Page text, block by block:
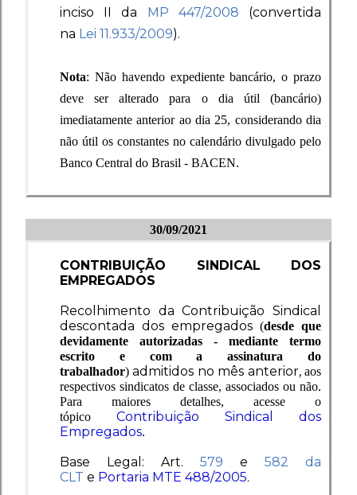
inciso II da
MP 447/2008 (convertida
na Lei 11.933/2009).
Nota: Não havendo expediente bancário, o prazo
deve ser alterado para o dia útil (bancário)
imediatamente anterior ao dia 25, considerando dia
não útil os constantes no calendário divulgado pelo
Banco Central do Brasil - BACEN.
30/09/2021
CONTRIBUIÇÃO SINDICAL DOS
EMPREGADOS
Recolhimento da Contribuição Sindical
descontada dos empregados (desde que
devidamente autorizadas - mediante termo
escrito e com a assinatura do
trabalhador)admitidos no mês anterior,aos
respectivos sindicatos de classe, associados ou não.
Para maiores detalhes, acesse o
tópico
Contribuição Sindical dos
Empregados.
Base Legal: Art. 579 e 582 da
CLT e Portaria MTE 488/2005.